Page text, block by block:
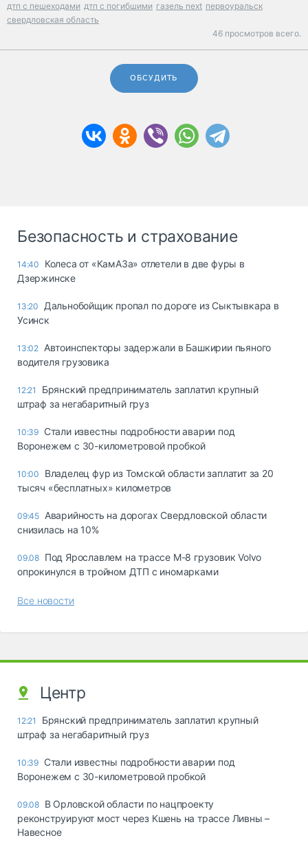
дтп с пешеходами дтп с погибшими газель next первоуральск
свердловская область
46 просмотров всего.
ОБСУДИТЬ
Безопасность и страхование
14:40
Колеса от «КамАЗа» отлетели в две фуры в
Дзержинске
13:20
Дальнобойщик пропал по дороге из Сыктывкара в
Усинск
13:02 Автоинспекторы задержали в Башкирии пьяного
водителя грузовика
12:21
Брянский предприниматель заплатил крупный
штраф за негабаритный груз
10:39 Стали известны подробности аварии под
Воронежем с 30-километровой пробкой
10:00
Владелец фур из Томской области заплатит за 20
тысяч «бесплатных» километров
09:45 Аварийность на дорогах Свердловской области
снизилась на 10%
09.08 Под Ярославлем на трассе М-8 грузовик Volvo
опрокинулся в тройном ДТП с иномарками
Все новости
Центр
12:21
Брянский предприниматель заплатил крупный
штраф за негабаритный груз
10:39 Стали известны подробности аварии под
Воронежем с 30-километровой пробкой
09.08 В Орловской области по нацпроекту
реконструируют мост через Кшень на трассе Ливны –
Навесное